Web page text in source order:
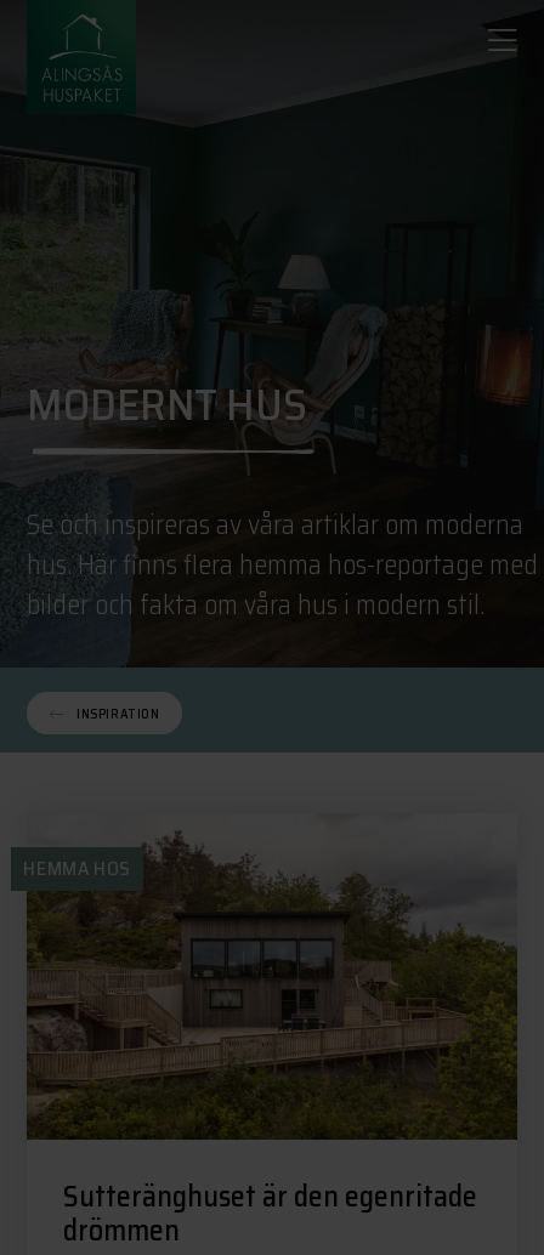
MODERNT HUS
Se och inspireras av våra artiklar om moderna
hus. Här finns flera hemma hos-reportage med
bilder och fakta om våra hus i modern stil.
INSPIRATION
HEMMA HOS
Sutteränghuset är den egenritade
drömmen